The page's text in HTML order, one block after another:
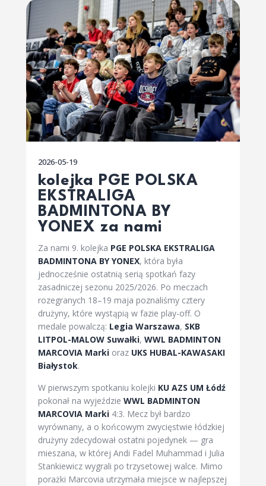
2026-05-19
kolejka PGE POLSKA
EKSTRALIGA
BADMINTONA BY
YONEX za nami
Za nami 9. kolejka PGE POLSKA EKSTRALIGA
BADMINTONA BY YONEX, która była
jednocześnie ostatnią serią spotkań fazy
zasadniczej sezonu 2025/2026. Po meczach
rozegranych 18–19 maja poznaliśmy cztery
drużyny, które wystąpią w fazie play-off. O
medale powalczą: Legia Warszawa, SKB
LITPOL-MALOW Suwałki, WWL BADMINTON
MARCOVIA Marki oraz UKS HUBAL-KAWASAKI
Białystok.
W pierwszym spotkaniu kolejki KU AZS UM Łódź
pokonał na wyjeździe WWL BADMINTON
MARCOVIA Marki 4:3. Mecz był bardzo
wyrównany, a o końcowym zwycięstwie łódzkiej
drużyny zdecydował ostatni pojedynek — gra
mieszana, w której Andi Fadel Muhammad i Julia
Stankiewicz wygrali po trzysetowej walce. Mimo
porażki Marcovia utrzymała miejsce w najlepszej